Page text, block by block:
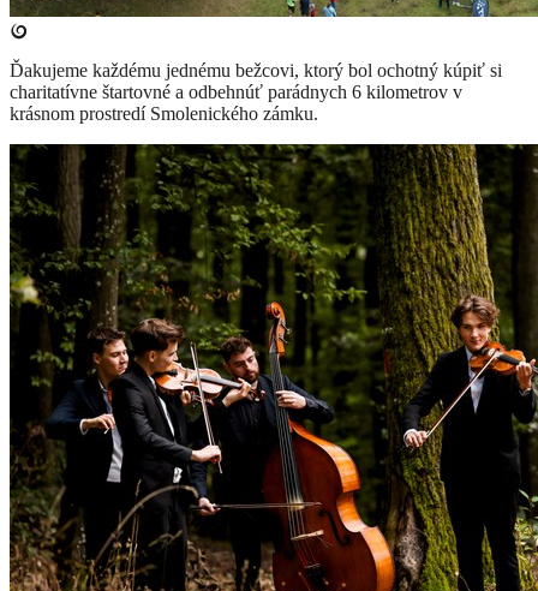
Ďakujeme každému jednému bežcovi, ktorý bol ochotný kúpiť si
charitatívne štartovné a odbehnúť parádnych 6 kilometrov v
krásnom prostredí Smolenického zámku.